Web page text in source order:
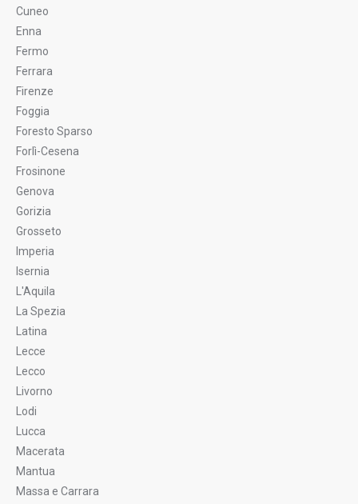
Cuneo
Enna
Fermo
Ferrara
Firenze
Foggia
Foresto Sparso
Forlì-Cesena
Frosinone
Genova
Gorizia
Grosseto
Imperia
Isernia
L'Aquila
La Spezia
Latina
Lecce
Lecco
Livorno
Lodi
Lucca
Macerata
Mantua
Massa e Carrara